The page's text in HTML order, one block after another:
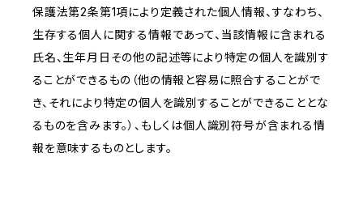
保護法第2条第1項により定義された個人情報、すなわち、
生存する個人に関する情報であって、当該情報に含まれる
氏名、生年月日その他の記述等により特定の個人を識別す
ることができるもの（他の情報と容易に照合することがで
き、それにより特定の個人を識別することができることとな
るものを含みます。）、もしくは個人識別符号が含まれる情
報を意味するものとします。